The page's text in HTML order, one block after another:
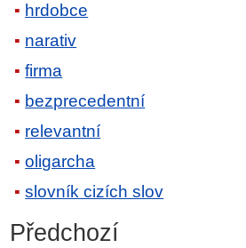
hrdobce
narativ
firma
bezprecedentní
relevantní
oligarcha
slovník cizích slov
Předchozí